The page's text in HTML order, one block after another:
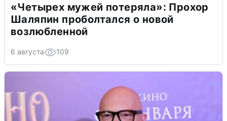
«Четырех мужей потеряла»: Прохор
Шаляпин проболтался о новой
возлюбленной
6 августа 109